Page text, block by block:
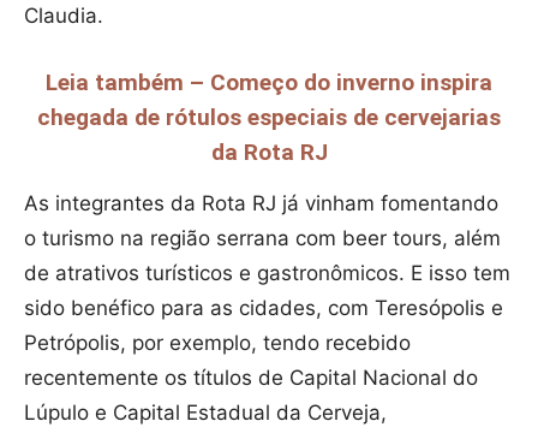
Claudia.
Leia também – Começo do inverno inspira
chegada de rótulos especiais de cervejarias
da Rota RJ
As integrantes da Rota RJ já vinham fomentando
o turismo na região serrana com beer tours, além
de atrativos turísticos e gastronômicos. E isso tem
sido benéfico para as cidades, com Teresópolis e
Petrópolis, por exemplo, tendo recebido
recentemente os títulos de Capital Nacional do
Lúpulo e Capital Estadual da Cerveja,